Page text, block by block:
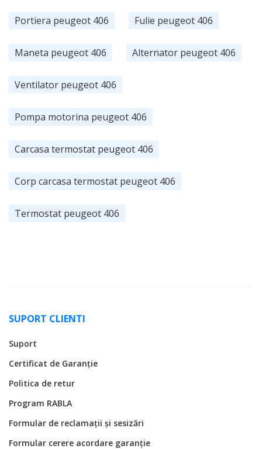
Portiera peugeot 406 Fulie peugeot 406
Maneta peugeot 406 Alternator peugeot 406
Ventilator peugeot 406
Pompa motorina peugeot 406
Carcasa termostat peugeot 406
Corp carcasa termostat peugeot 406
Termostat peugeot 406
SUPORT CLIENTI
Suport
Certificat de Garanție
Politica de retur
Program RABLA
Formular de reclamații și sesizări
Formular cerere acordare garanție